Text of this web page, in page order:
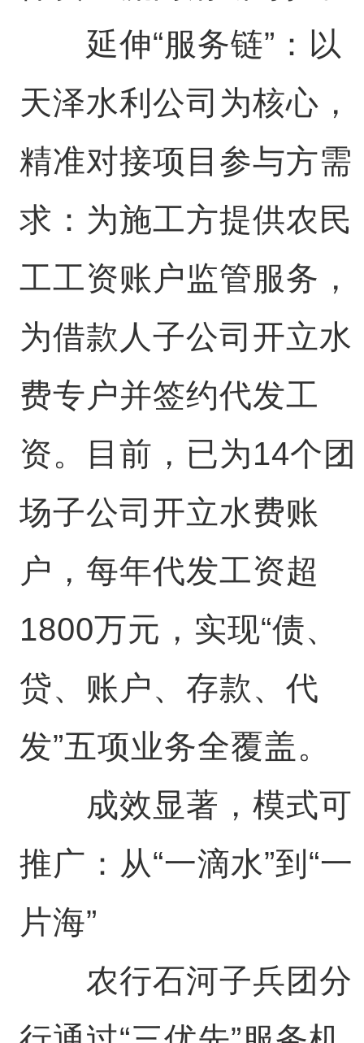
延伸“服务链”：以
天泽水利公司为核心，
精准对接项目参与方需
求：为施工方提供农民
工工资账户监管服务，
为借款人子公司开立水
费专户并签约代发工
资。目前，已为14个团
场子公司开立水费账
户，每年代发工资超
1800万元，实现“债、
贷、账户、存款、代
发”五项业务全覆盖。
成效显著，模式可
推广：从“一滴水”到“一
片海”
农行石河子兵团分